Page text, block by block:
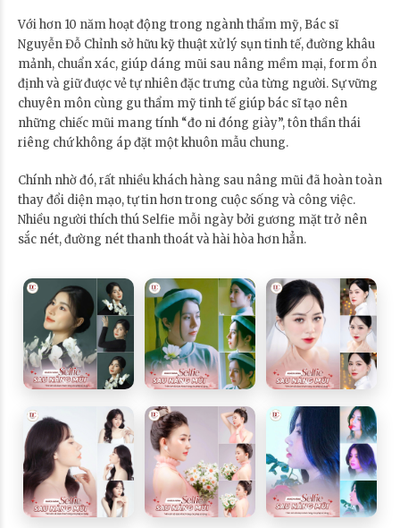
Với hơn 10 năm hoạt động trong ngành thẩm mỹ, Bác sĩ
Nguyễn Đỗ Chỉnh sở hữu kỹ thuật xử lý sụn tinh tế, đường khâu
mảnh, chuẩn xác, giúp dáng mũi sau nâng mềm mại, form ổn
định và giữ được vẻ tự nhiên đặc trưng của từng người. Sự vững
chuyên môn cùng gu thẩm mỹ tinh tế giúp bác sĩ tạo nên
những chiếc mũi mang tính “đo ni đóng giày”, tôn thần thái
riêng chứ không áp đặt một khuôn mẫu chung.
Chính nhờ đó, rất nhiều khách hàng sau nâng mũi đã hoàn toàn
thay đổi diện mạo, tự tin hơn trong cuộc sống và công việc.
Nhiều người thích thú Selfie mỗi ngày bởi gương mặt trở nên
sắc nét, đường nét thanh thoát và hài hòa hơn hẳn.